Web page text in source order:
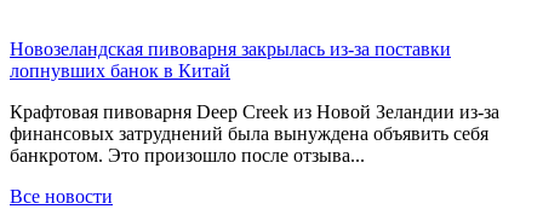
Новозеландская пивоварня закрылась из-за поставки
лопнувших банок в Китай
Крафтовая пивоварня Deep Creek из Новой Зеландии из-за
финансовых затруднений была вынуждена объявить себя
банкротом. Это произошло после отзыва...
Все новости